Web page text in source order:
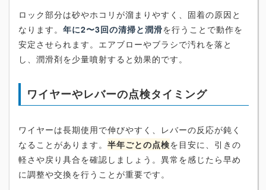
ロック部分は砂やホコリが溜まりやすく、固着の原因と
なります。 年に2〜3回の清掃と潤滑を行うことで動作を
安定させられます。エアブローやブラシで汚れを落と
し、潤滑剤を少量噴射すると効果的です。
ワイヤーやレバーの点検タイミング
ワイヤーは長期使用で伸びやすく、レバーの反応が鈍く
なることがあります。 半年ごとの点検を目安に、引きの
軽さや戻り具合を確認しましょう。異常を感じたら早め
に調整や交換を行うことが重要です。